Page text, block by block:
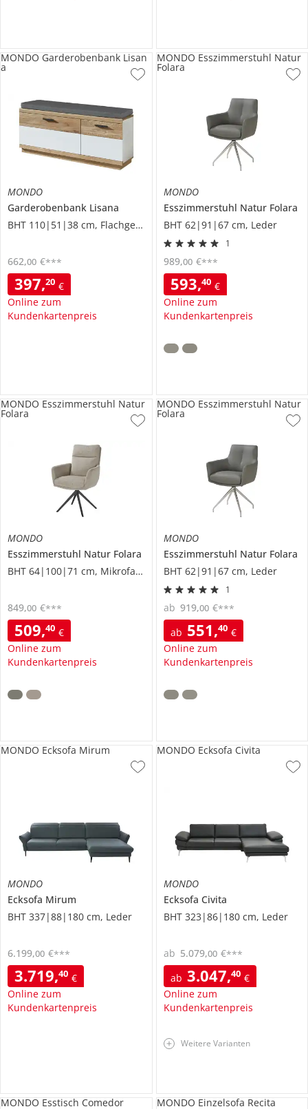
MONDO
Garderobenbank Lisana
BHT 110|51|38 cm, Flachgewebe
397,20 €
Online zum
Kundenkartenpreis
662,00 €***
MONDO Garderobenbank Lisan
a
MONDO
Esszimmerstuhl Natur Folara
BHT 62|91|67 cm, Leder
1
593,40 €
Online zum
Kundenkartenpreis
989,00 €***
MONDO Esszimmerstuhl Natur
Folara
MONDO
Esszimmerstuhl Natur Folara
BHT 64|100|71 cm, Mikrofaser
509,40 €
Online zum
Kundenkartenpreis
849,00 €***
MONDO Esszimmerstuhl Natur
Folara
MONDO
Esszimmerstuhl Natur Folara
BHT 62|91|67 cm, Leder
1
ab 551,40 €
Online zum
Kundenkartenpreis
ab 919,00 €***
MONDO Esszimmerstuhl Natur
Folara
MONDO
Ecksofa Mirum
BHT 337|88|180 cm, Leder
3.719,40 €
Online zum
Kundenkartenpreis
6.199,00 €***
MONDO Ecksofa Mirum
MONDO
Ecksofa Civita
BHT 323|86|180 cm, Leder
ab 3.047,40 €
Online zum
Kundenkartenpreis
ab 5.079,00 €***
MONDO Ecksofa Civita
Weitere Varianten
MONDO Esstisch Comedor MONDO Einzelsofa Recita